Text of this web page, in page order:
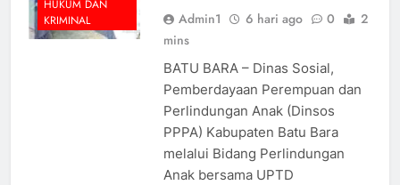
HUKUM DAN
KRIMINAL
Admin1 6 hari ago 0
2
mins
BATU BARA – Dinas Sosial,
Pemberdayaan Perempuan dan
Perlindungan Anak (Dinsos
PPPA) Kabupaten Batu Bara
melalui Bidang Perlindungan
Anak bersama UPTD